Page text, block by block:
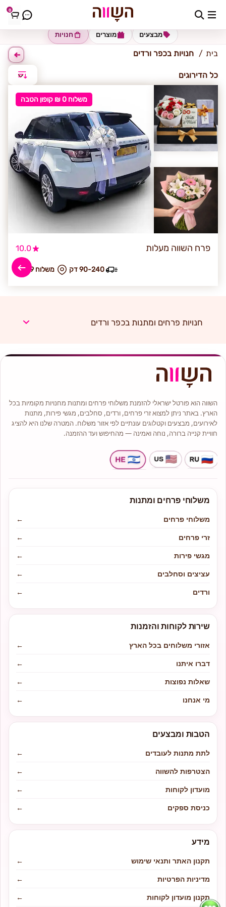
0 כפר ורדים
חנויות מוצרים מבצעים
בית חנויות בכפר ורדים
כל הדירוגים
משלוח 0 ₪ קופון הטבה
פרח השווה מעלות 10.0
₪ משלוח 69 90-240 דק
חנויות פרחים ומתנות בכפר ורדים
השווה הוא פורטל ישראלי להזמנת משלוחי פרחים ומתנות מחנויות מקומיות בכל
הארץ. באתר ניתן למצוא זרי פרחים, ורדים, סחלבים, מגשי פירות, מתנות
לאירועים, מבצעים וקטלוגים עונתיים לפי אזור משלוח. המטרה שלנו היא להציג
חוויית קנייה ברורה, נוחה ואמינה — מהחיפוש ועד ההזמנה.
משלוחי פרחים ומתנות
משלוחי פרחים
←
זרי פרחים
←
מגשי פירות
←
עציצים וסחלבים
←
ורדים
←
שירות לקוחות והזמנות
אזורי משלוחים בכל הארץ
←
דברו איתנו
←
שאלות נפוצות
←
מי אנחנו
←
הטבות ומבצעים
לתת מתנות לעובדים
←
הצטרפות להשווה
←
מועדון לקוחות
←
כניסת ספקים
←
מידע
תקנון האתר ותנאי שימוש
←
מדיניות הפרטיות
←
תקנון מועדון לקוחות
←